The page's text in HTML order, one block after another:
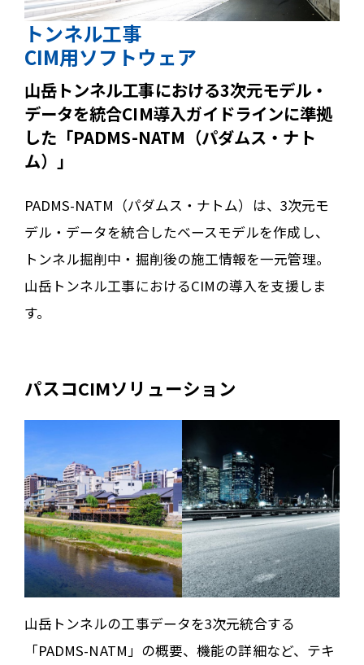
トンネル工事
CIM用ソフトウェア
山岳トンネル工事における3次元モデル・
データを統合CIM導入ガイドラインに準拠
した「PADMS-NATM（パダムス・ナト
ム）」
PADMS-NATM（パダムス・ナトム）は、3次元モ
デル・データを統合したベースモデルを作成し、
トンネル掘削中・掘削後の施工情報を一元管理。
山岳トンネル工事におけるCIMの導入を支援しま
す。
パスコCIMソリューション
山岳トンネルの工事データを3次元統合する
「PADMS-NATM」の概要、機能の詳細など、テキ